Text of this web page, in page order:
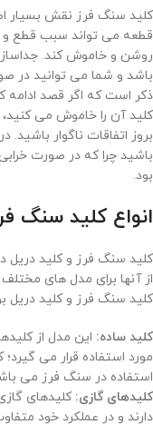
کلید سنگ فرز نقش بسیار
قطعه می تواند سبب قطع و
روشن و خاموش کند.
باشد و شما می توانید در
ذکر است که اگر قصد ادامه
کلید آن را خاموش می کنید،
بروز اتفاقات ناگوار
باشید چرا که در صورت
بود.
انواع کلید سنگ
کلید سنگ فرز و کلید دریل
از آنها برای مدل های
کلید سنگ فرز و کلید دریل
کلید ساده: این مدل از
مورد استفاده قرار می
استفاده در سنگ فرز می
کلیدهای گازی: کلیدهای
دارند و در عملکرد خود